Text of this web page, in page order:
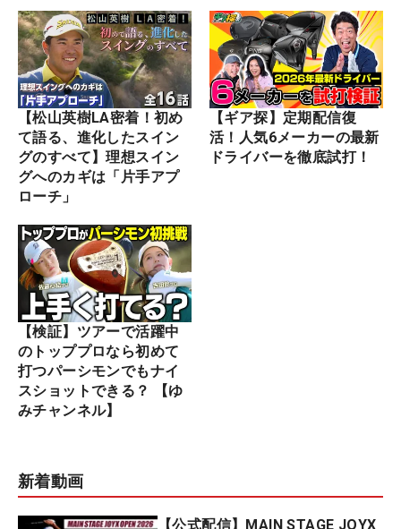
【松山英樹LA密着！初め
て語る、進化したスイン
グのすべて】理想スイン
グへのカギは「片手アプ
ローチ」
【ギア探】定期配信復
活！人気6メーカーの最新
ドライバーを徹底試打！
【検証】ツアーで活躍中
のトッププロなら初めて
打つパーシモンでもナイ
スショットできる？ 【ゆ
みチャンネル】
新着動画
【公式配信】MAIN STAGE JOYX